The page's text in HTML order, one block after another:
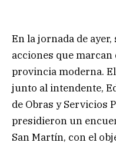
En la jornada de
acciones que
provincia moderna.
junto al intendente,
de Obras y Servicios
presidieron un
San Martín, con el